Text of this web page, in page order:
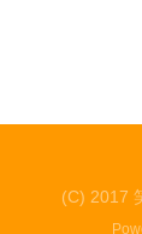
(C) 2017